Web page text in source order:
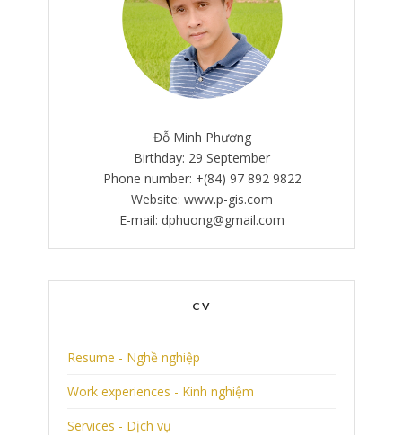
Đỗ Minh Phương
Birthday: 29 September
Phone number: +(84) 97 892 9822
Website: www.p-gis.com
E-mail: dphuong@gmail.com
CV
Resume - Nghề nghiệp
Work experiences - Kinh nghiệm
Services - Dịch vụ